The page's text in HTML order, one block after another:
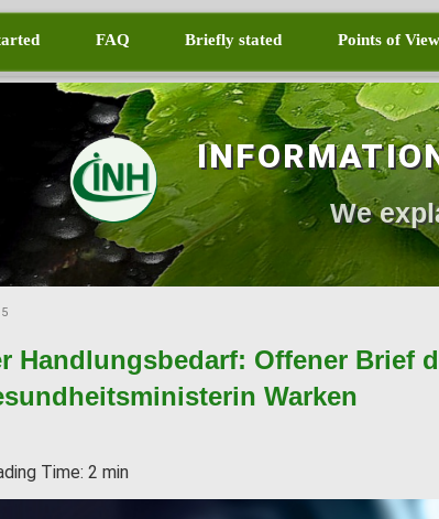
We
FAQ Briefly stated Points of View
Handlungsbedarf: Offener Brief
Warken
Time: 2 min